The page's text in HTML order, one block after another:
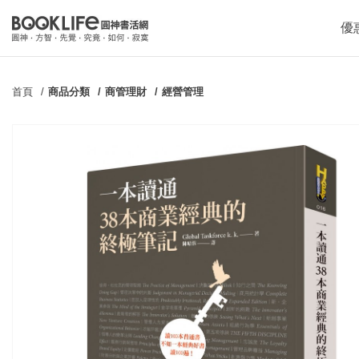
優
首頁 商品分類 商管理財 經營管理